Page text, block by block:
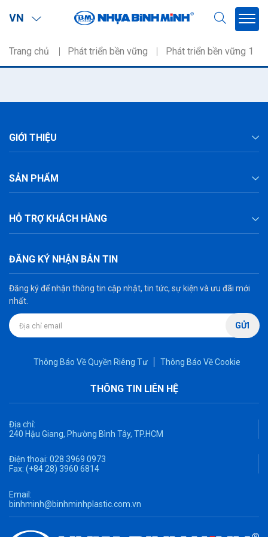
VN
Trang chủ Phát triển bền vững Phát triển bền vững 1
GIỚI THIỆU
SẢN PHẨM
HỖ TRỢ KHÁCH HÀNG
ĐĂNG KÝ NHẬN BẢN TIN
Đăng ký để nhận thông tin cập nhật, tin tức, sự kiện và ưu đãi mới
nhất.
GỬI
THÔNG TIN LIÊN HỆ
Thông Báo Về Quyền Riêng Tư Thông Báo Về Cookie
Địa chỉ:
240 Hậu Giang, Phường Bình Tây, TP.HCM
Điện thoại: 028 3969 0973
Fax: (+84 28) 3960 6814
Email:
binhminh@binhminhplastic.com.vn